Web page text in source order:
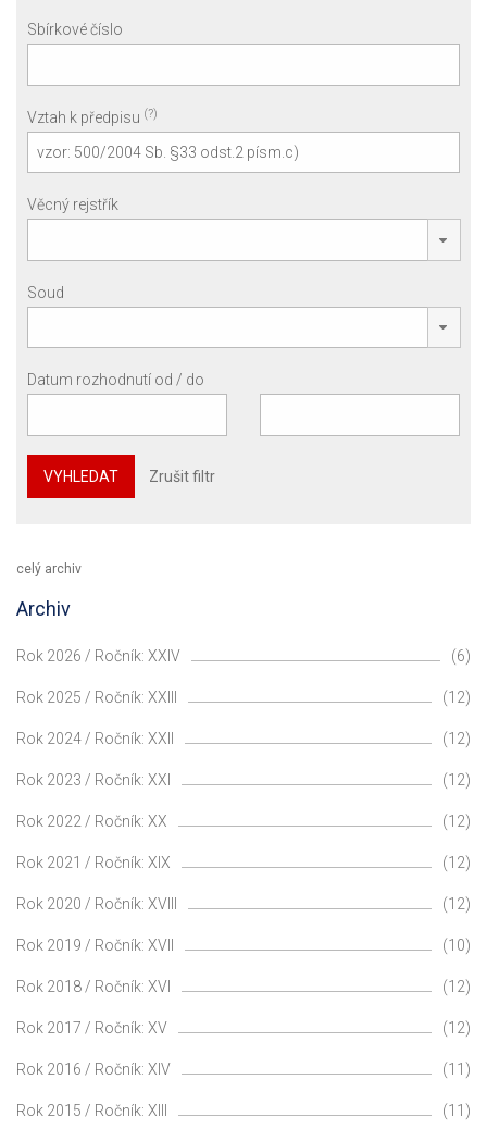
Sbírkové číslo
Vztah k předpisu (?)
Věcný rejstřík
Soud
Datum rozhodnutí od / do
VYHLEDAT Zrušit filtr
celý archiv
Archiv
Rok 2026 / Ročník: XXIV (6)
Rok 2025 / Ročník: XXIII (12)
Rok 2024 / Ročník: XXII (12)
Rok 2023 / Ročník: XXI (12)
Rok 2022 / Ročník: XX (12)
Rok 2021 / Ročník: XIX (12)
Rok 2020 / Ročník: XVIII (12)
Rok 2019 / Ročník: XVII (10)
Rok 2018 / Ročník: XVI (12)
Rok 2017 / Ročník: XV (12)
Rok 2016 / Ročník: XIV (11)
Rok 2015 / Ročník: XIII (11)